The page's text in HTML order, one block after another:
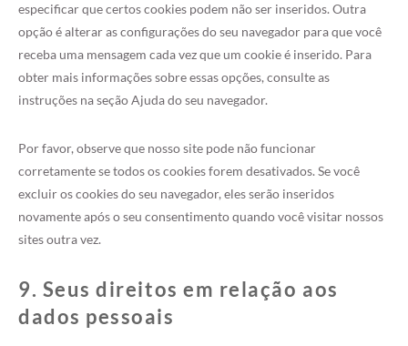
especificar que certos cookies podem não ser inseridos. Outra
opção é alterar as configurações do seu navegador para que você
receba uma mensagem cada vez que um cookie é inserido. Para
obter mais informações sobre essas opções, consulte as
instruções na seção Ajuda do seu navegador.
Por favor, observe que nosso site pode não funcionar
corretamente se todos os cookies forem desativados. Se você
excluir os cookies do seu navegador, eles serão inseridos
novamente após o seu consentimento quando você visitar nossos
sites outra vez.
9. Seus direitos em relação aos
dados pessoais